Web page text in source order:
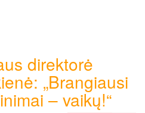
direktorė
„Brangiausi
– vaikų!“